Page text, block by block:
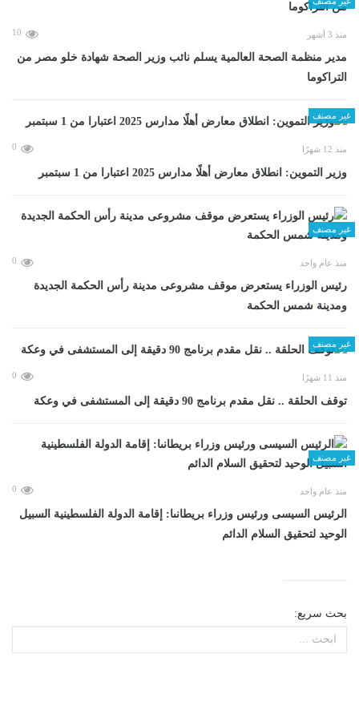
منذ 3 أشهر 10
مدير منظمة الصحة العالمية يسلم نائب وزير الصحة شهادة خلو مصر من
التراكوما
غير مصنف
منذ 12 شهرًا 0
وزير التموين: انطلاق معارض أهلًا مدارس 2025 اعتبارا من 1 سبتمبر
غير مصنف
منذ عام واحد 0
رئيس الوزراء يستعرض موقف مشروعى مدينة رأس الحكمة الجديدة
ومدينة شمس الحكمة
غير مصنف
منذ 11 شهرًا 0
توقف الحلقة .. نقل مقدم برنامج 90 دقيقة إلى المستشفى في وعكة
غير مصنف
منذ عام واحد 0
الرئيس السيسى ورئيس وزراء بريطانىا: إقامة الدولة الفلسطينية السبيل
الوحيد لتحقيق السلام الدائم
بحث سريع: